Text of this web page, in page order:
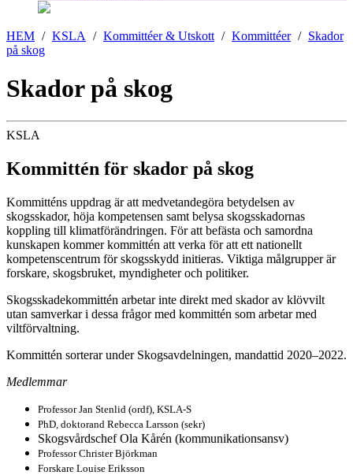
HEM / KSLA / Kommittéer & Utskott / Kommittéer / Skador
på skog
Skador på skog
KSLA
Kommittén för skador på skog
Kommitténs uppdrag är att medvetandegöra betydelsen av
skogsskador, höja kompetensen samt belysa skogsskadornas
koppling till klimatförändringen. För att befästa och samordna
kunskapen kommer kommittén att verka för att ett nationellt
kompetenscentrum för skogsskydd initieras. Viktiga målgrupper är
forskare, skogsbruket, myndigheter och politiker.
Skogsskadekommittén arbetar inte direkt med skador av klövvilt
utan samverkar i dessa frågor med kommittén som arbetar med
viltförvaltning.
Kommittén sorterar under Skogsavdelningen, mandattid 2020–2022.
Medlemmar
Professor Jan Stenlid (ordf), KSLA-S
PhD, doktorand Rebecca Larsson (sekr)
Skogsvårdschef Ola Kårén (kommunikationsansv)
Professor Christer Björkman
Forskare Louise Eriksson